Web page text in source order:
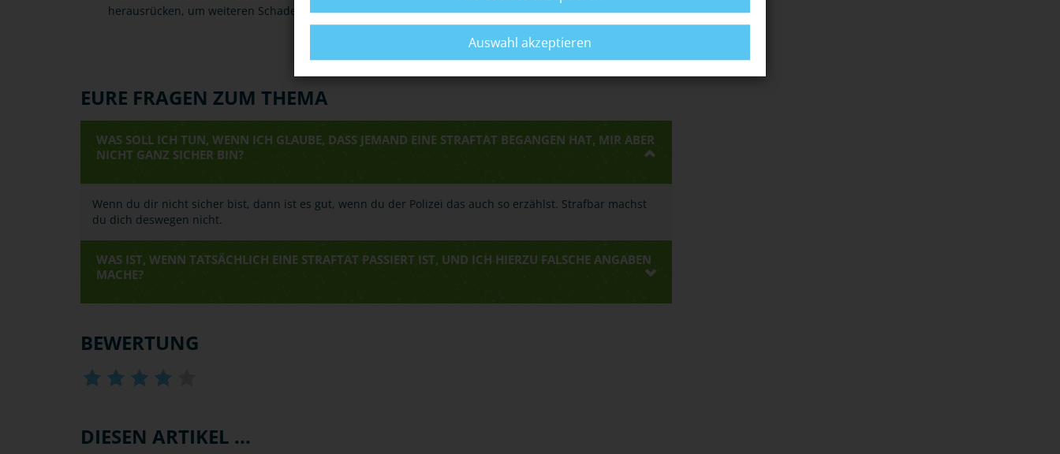
herausrücken, um weiteren Schaden zu vermeiden.
EURE FRAGEN ZUM THEMA
WAS SOLL ICH TUN, WENN ICH GLAUBE, DASS JEMAND EINE STRAFTAT BEGANGEN HAT, MIR ABER
NICHT GANZ SICHER BIN?
Wenn du dir nicht sicher bist, dann ist es gut, wenn du der Polizei das auch so erzählst. Strafbar machst
du dich deswegen nicht.
WAS IST, WENN TATSÄCHLICH EINE STRAFTAT PASSIERT IST, UND ICH HIERZU FALSCHE ANGABEN
MACHE?
BEWERTUNG
DIESEN ARTIKEL ...
Auswahl akzeptieren